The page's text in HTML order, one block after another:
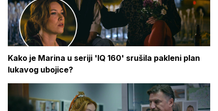
Kako je Marina u seriji 'IQ 160' srušila pakleni plan
lukavog ubojice?